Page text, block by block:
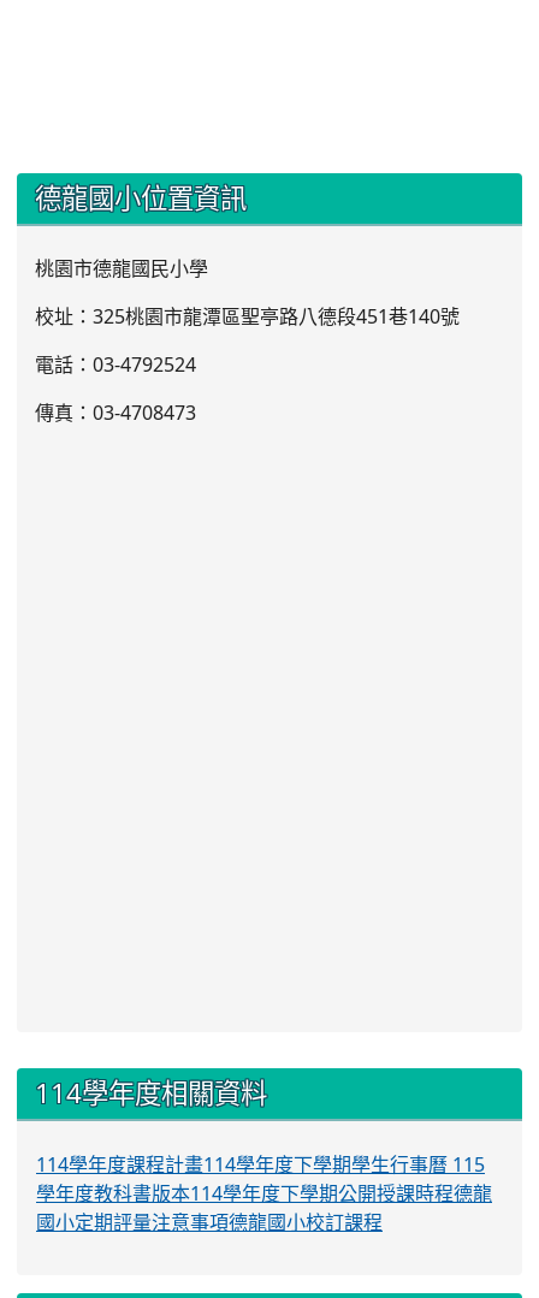
::: 德龍國小位置資訊
桃園市德龍國民小學
校址：325桃園市龍潭區聖亭路八德段451巷140號
電話：03-4792524
傳真：03-4708473
::: 114學年度相關資料
114學年度課程計畫114學年度下學期學生行事曆 115
學年度教科書版本114學年度下學期公開授課時程德龍
國小定期評量注意事項德龍國小校訂課程